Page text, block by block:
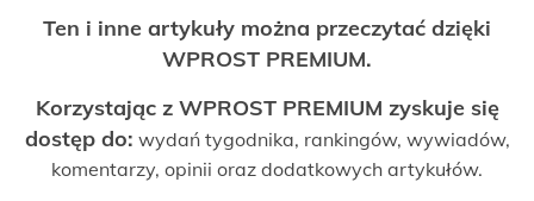
Ten i inne artykuły można przeczytać dzięki
WPROST PREMIUM.
Korzystając z WPROST PREMIUM zyskuje się
dostęp do: wydań tygodnika, rankingów, wywiadów,
komentarzy, opinii oraz dodatkowych artykułów.